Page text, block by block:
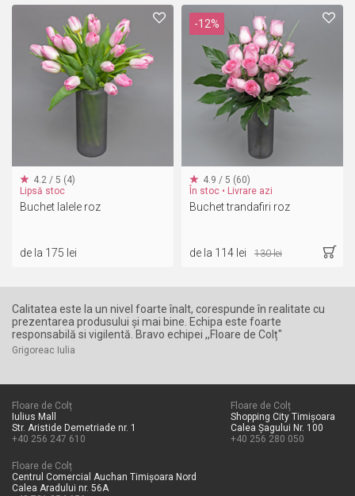
4.2 / 5 (4)
Lipsă stoc
Buchet lalele roz
de la 175 lei
4.9 / 5 (60)
În stoc • Livrare azi
Buchet trandafiri roz
de la 114 lei 130 lei
-12%
Calitatea este la un nivel foarte înalt, corespunde în realitate cu
prezentarea produsului și mai bine. Echipa este foarte
responsabilă si vigilentă. Bravo echipei ,,Floare de Colț"
Grigoreac Iulia
Floare de Colț
Iulius Mall
Str. Aristide Demetriade nr. 1
+40 256 247 610
Floare de Colț
Shopping City Timișoara
Calea Șagului Nr. 100
+40 256 280 050
Floare de Colț
Centrul Comercial Auchan Timișoara Nord
Calea Aradului nr. 56A